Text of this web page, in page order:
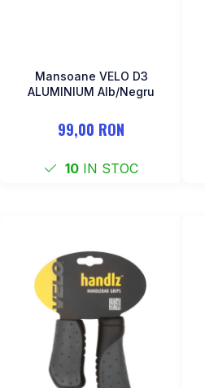
Mansoane VELO D3
ALUMINIUM Alb/Negru
99,00 RON
10 IN STOC